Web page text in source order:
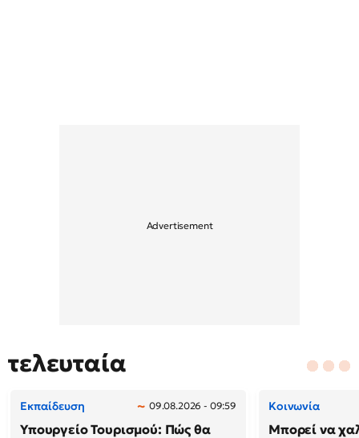
τελευταία
Εκπαίδευση 09.08.2026 - 09:59
Υπουργείο Τουρισμού: Πώς θα
Κοινωνία
Μπορεί να